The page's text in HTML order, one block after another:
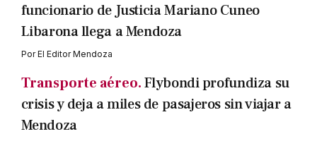
funcionario de Justicia Mariano Cuneo
Libarona llega a Mendoza
PorEl Editor Mendoza
Transporte aéreo.Flybondi profundiza su
crisis y deja a miles de pasajeros sin viajar a
Mendoza